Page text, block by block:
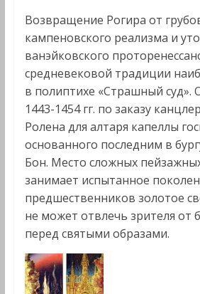
Возвращение Рогира от
кампеновского реализма и
ванэйковского
средневековой традиции
в полиптихе «Страшный суд».
1443-1454 гг. по заказу
Ролена для алтаря капеллы
основанного последним в
Бон. Место сложных
занимает испытанное
предшественников золотое
не может отвлечь зрителя от
перед святыми образами.